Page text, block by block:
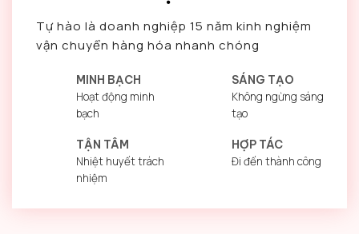
Tự hào là doanh nghiệp 15 năm kinh nghiệm
vận chuyển hàng hóa nhanh chóng
MINH BẠCH
Hoạt động minh
bạch
SÁNG TẠO
Không ngừng sáng
tạo
TẬN TÂM
Nhiệt huyết trách
nhiệm
HỢP TÁC
Đi đến thành công